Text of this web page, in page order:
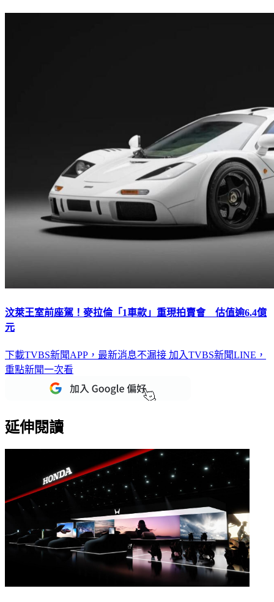
汶萊王室前座駕！麥拉倫「1車款」重現拍賣會 估值逾6.4億
元
下載TVBS新聞APP，最新消息不漏接 加入TVBS新聞LINE，
重點新聞一次看
延伸閱讀